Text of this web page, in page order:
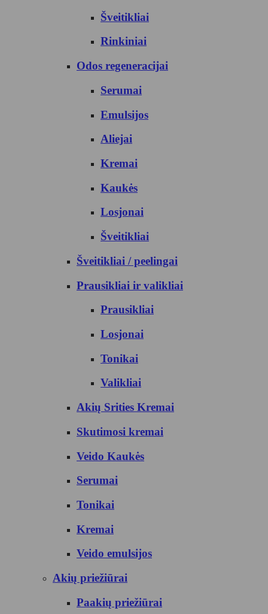
Šveitikliai
Rinkiniai
Odos regeneracijai
Serumai
Emulsijos
Aliejai
Kremai
Kaukės
Losjonai
Šveitikliai
Šveitikliai / peelingai
Prausikliai ir valikliai
Prausikliai
Losjonai
Tonikai
Valikliai
Akių Srities Kremai
Skutimosi kremai
Veido Kaukės
Serumai
Tonikai
Kremai
Veido emulsijos
Akių priežiūrai
Paakių priežiūrai